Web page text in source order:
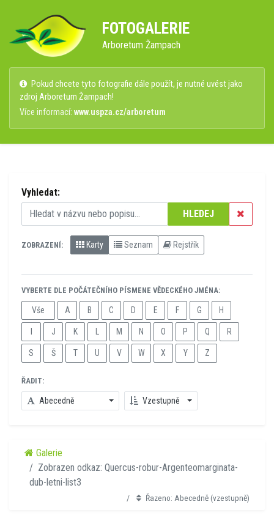
FOTOGALERIE
Arboretum Žampach
Pokud chcete tyto fotografie dále použít, je nutné uvést jako
zdroj Arboretum Žampach!
Více informací: www.uspza.cz/arboretum
Vyhledat:
HLEDEJ
ZOBRAZENÍ: Karty Seznam Rejstřík
VYBERTE DLE POČÁTEČNÍHO PÍSMENE VĚDECKÉHO JMÉNA:
Vše A B C D E F G H
J K M N O P Q R
S Š T U V W X Y Z
ŘADIT:
Abecedně Vzestupně
Galerie
Zobrazen odkaz: Quercus-robur-Argenteomarginata-
dub-letni-list3
Řazeno: Abecedně (vzestupně)